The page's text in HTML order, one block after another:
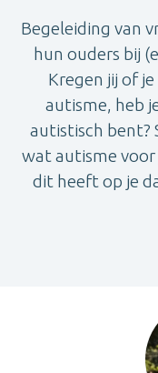
Begeleiding van
hun ouders bij
Kregen jij of
autisme, heb
autistisch bent?
wat autisme
dit heeft op je